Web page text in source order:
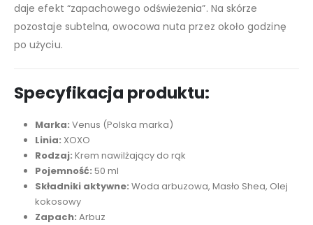
daje efekt “zapachowego odświeżenia”. Na skórze
pozostaje subtelna, owocowa nuta przez około godzinę
po użyciu.
Specyfikacja produktu:
Marka: Venus (Polska marka)
Linia: XOXO
Rodzaj: Krem nawilżający do rąk
Pojemność: 50 ml
Składniki aktywne: Woda arbuzowa, Masło Shea, Olej
kokosowy
Zapach: Arbuz